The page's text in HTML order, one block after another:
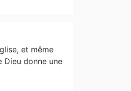
et même
Dieu donne une